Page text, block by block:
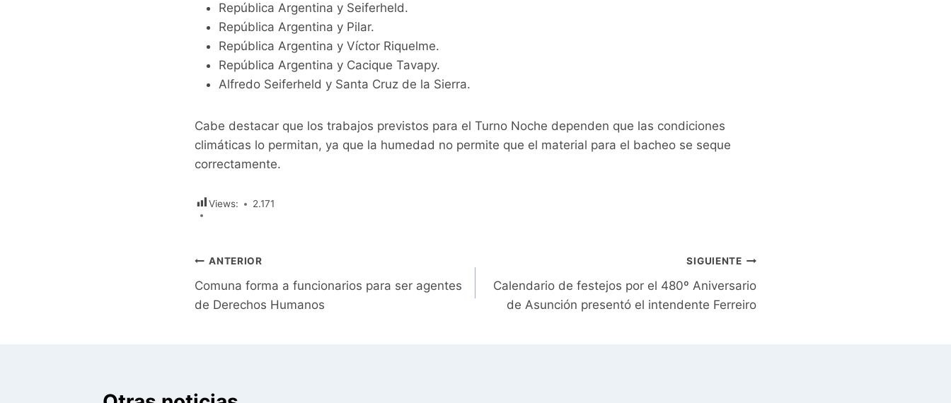
República Argentina y Seiferheld.
República Argentina y Pilar.
República Argentina y Víctor Riquelme.
República Argentina y Cacique Tavapy.
Alfredo Seiferheld y Santa Cruz de la Sierra.
Cabe destacar que los trabajos previstos para el Turno Noche dependen que las condiciones
climáticas lo permitan, ya que la humedad no permite que el material para el bacheo se seque
correctamente.
Views: 2.171
Navegación
de
ANTERIOR
Comuna forma a funcionarios para ser agentes
de Derechos Humanos
SIGUIENTE
Calendario de festejos por el 480º Aniversario
de Asunción presentó el intendente Ferreiro